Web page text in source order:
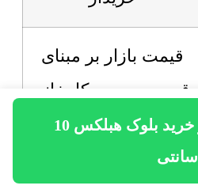
استعلام قیمت و خرید بلوک هبلکس 10
سانتی
قیمت بازار بر مبنای
قیمت مصوب کارخانه
ارسال مجری دیوار